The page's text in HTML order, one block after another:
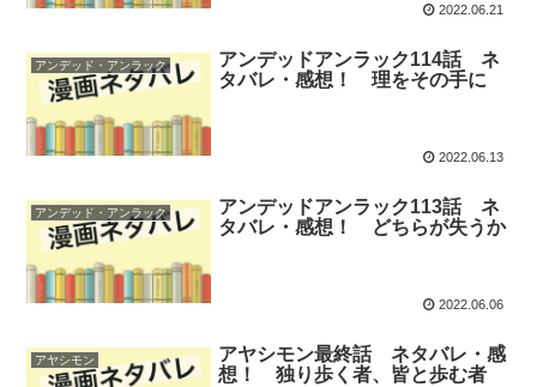
2022.06.21
アンデッド・アンラック
アンデッドアンラック114話 ネ
タバレ・感想！ 理をその手に
2022.06.13
アンデッド・アンラック
アンデッドアンラック113話 ネ
タバレ・感想！ どちらが失うか
2022.06.06
アヤシモン
アヤシモン最終話 ネタバレ・感
想！ 独り歩く者、皆と歩む者